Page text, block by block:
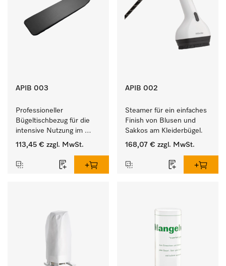
APIB 003
Professioneller
Bügeltischbezug für die
intensive Nutzung im
gewerblichen
113,45 € zzgl. MwSt.
APIB 002
Steamer für ein einfaches
Finish von Blusen und
Sakkos am Kleiderbügel.
168,07 € zzgl. MwSt.